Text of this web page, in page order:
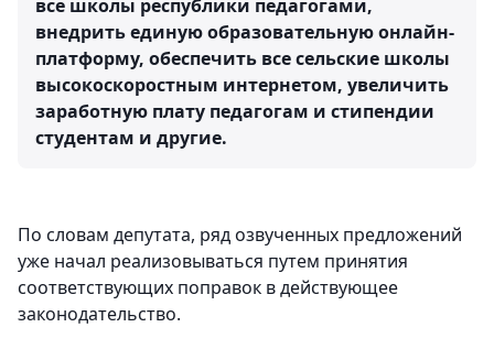
все школы республики педагогами,
внедрить единую образовательную онлайн-
платформу, обеспечить все сельские школы
высокоскоростным интернетом, увеличить
заработную плату педагогам и стипендии
студентам и другие.
По словам депутата, ряд озвученных предложений
уже начал реализовываться путем принятия
соответствующих поправок в действующее
законодательство.